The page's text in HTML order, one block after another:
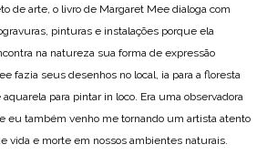
de arte, o livro de Margaret Mee dialoga com
pinturas e instalações porque ela
na natureza sua forma de expressão
fazia seus desenhos no local, ia para a floresta
para pintar in loco. Era uma observadora
eu também venho me tornando um artista atento
vida e morte em nossos ambientes naturais.